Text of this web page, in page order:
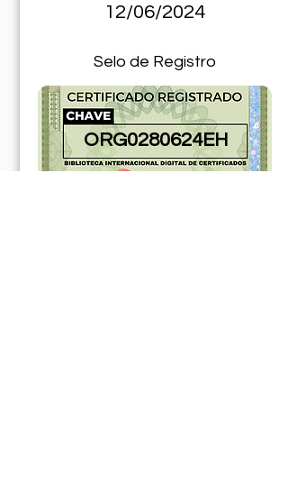
12/06/2024
Selo de Registro
ORG0280624EH